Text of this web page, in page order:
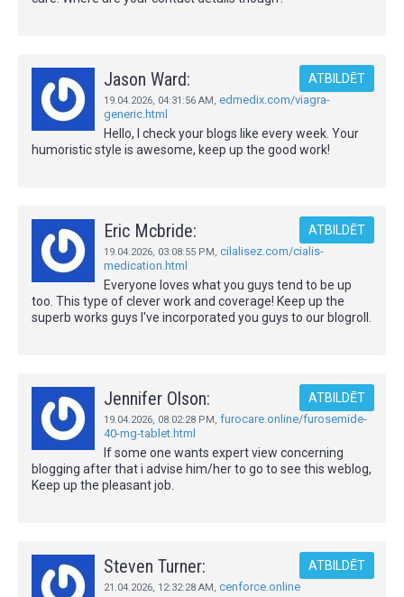
Jason Ward:
19.04.2026, 04:31:56 AM, edmedix.com/viagra-
generic.html
ATBILDĒT
Hello, I check your blogs like every week. Your
humoristic style is awesome, keep up the good work!
Eric Mcbride:
19.04.2026, 03:08:55 PM, cilalisez.com/cialis-
medication.html
ATBILDĒT
Everyone loves what you guys tend to be up
too. This type of clever work and coverage! Keep up the
superb works guys I've incorporated you guys to our blogroll.
Jennifer Olson:
19.04.2026, 08:02:28 PM, furocare.online/furosemide-
40-mg-tablet.html
ATBILDĒT
If some one wants expert view concerning
blogging after that i advise him/her to go to see this weblog,
Keep up the pleasant job.
Steven Turner:
21.04.2026, 12:32:28 AM, cenforce.online
ATBILDĒT